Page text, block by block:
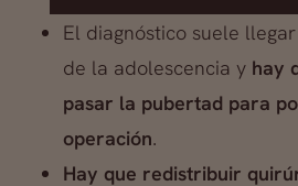
El diagnóstico suele
de la adolescencia yhay
pasar la pubertad para
operación.
Hay que redistribuir